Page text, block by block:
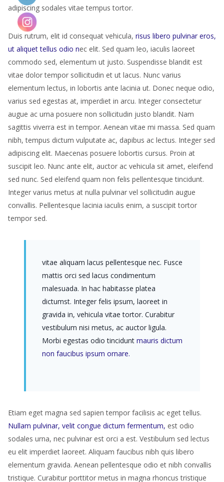
adipiscing sodales vitae tempus tortor.
Duis rutrum, elit id consequat vehicula, risus libero pulvinar eros,
ut aliquet tellus odio nec elit. Sed quam leo, iaculis laoreet
commodo sed, elementum ut justo. Suspendisse blandit est
vitae dolor tempor sollicitudin et ut lacus. Nunc varius
elementum lectus, in lobortis ante lacinia ut. Donec neque odio,
varius sed egestas at, imperdiet in arcu. Integer consectetur
augue ac urna posuere non sollicitudin justo blandit. Nam
sagittis viverra est in tempor. Aenean vitae mi massa. Sed quam
nibh, tempus dictum vulputate ac, dapibus ac lectus. Integer sed
adipiscing elit. Maecenas posuere lobortis cursus. Proin at
suscipit leo. Nunc ante elit, auctor ac vehicula sit amet, eleifend
sed nunc. Sed eleifend quam non felis pellentesque tincidunt.
Integer varius metus at nulla pulvinar vel sollicitudin augue
convallis. Pellentesque lacinia iaculis enim, a suscipit tortor
tempor sed.
vitae aliquam lacus pellentesque nec. Fusce
mattis orci sed lacus condimentum
malesuada. In hac habitasse platea
dictumst. Integer felis ipsum, laoreet in
gravida in, vehicula vitae tortor. Curabitur
vestibulum nisi metus, ac auctor ligula.
Morbi egestas odio tincidunt mauris dictum
non faucibus ipsum ornare.
Etiam eget magna sed sapien tempor facilisis ac eget tellus.
Nullam pulvinar, velit congue dictum fermentum, est odio
sodales urna, nec pulvinar est orci a est. Vestibulum sed lectus
eu elit imperdiet laoreet. Aliquam faucibus nibh quis libero
elementum gravida. Aenean pellentesque odio et nibh convallis
tristique. Curabitur porttitor metus in magna rhoncus tristique